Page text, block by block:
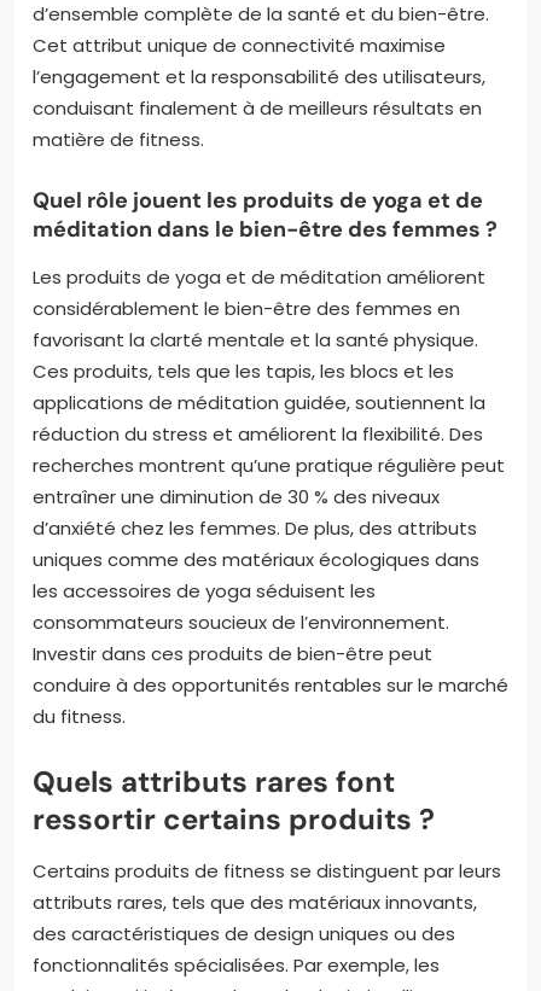
d’ensemble complète de la santé et du bien-être.
Cet attribut unique de connectivité maximise
l’engagement et la responsabilité des utilisateurs,
conduisant finalement à de meilleurs résultats en
matière de fitness.
Quel rôle jouent les produits de yoga et de
méditation dans le bien-être des femmes ?
Les produits de yoga et de méditation améliorent
considérablement le bien-être des femmes en
favorisant la clarté mentale et la santé physique.
Ces produits, tels que les tapis, les blocs et les
applications de méditation guidée, soutiennent la
réduction du stress et améliorent la flexibilité. Des
recherches montrent qu’une pratique régulière peut
entraîner une diminution de 30 % des niveaux
d’anxiété chez les femmes. De plus, des attributs
uniques comme des matériaux écologiques dans
les accessoires de yoga séduisent les
consommateurs soucieux de l’environnement.
Investir dans ces produits de bien-être peut
conduire à des opportunités rentables sur le marché
du fitness.
Quels attributs rares font
ressortir certains produits ?
Certains produits de fitness se distinguent par leurs
attributs rares, tels que des matériaux innovants,
des caractéristiques de design uniques ou des
fonctionnalités spécialisées. Par exemple, les